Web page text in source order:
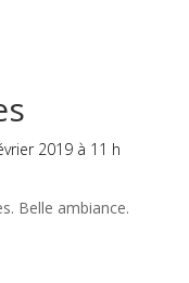
2019 à 11 h
Belle ambiance.